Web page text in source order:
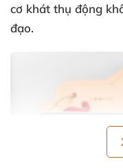
cơ khát thụ động
đạo.